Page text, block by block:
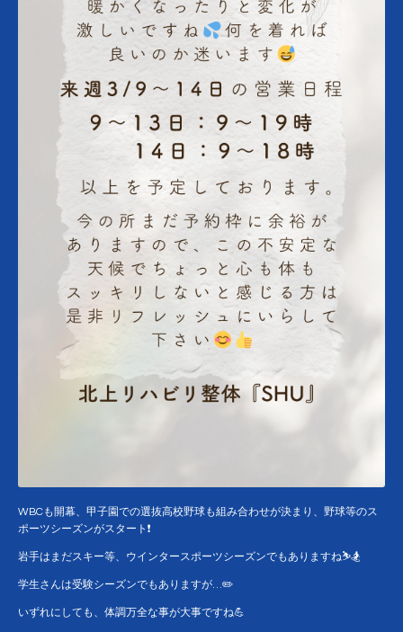
WBCも開幕、甲子園での選抜高校野球も組み合わせが決まり、野球等のス
ポーツシーズンがスタート❗️
岩手はまだスキー等、ウインタースポーツシーズンでもありますね⛷️🏂
学生さんは受験シーズンでもありますが…✏️
いずれにしても、体調万全な事が大事ですね💪